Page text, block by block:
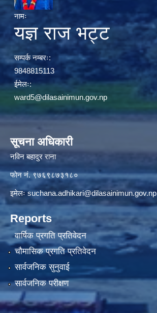
नामः
यज्ञ राज भट्ट
सम्पर्क नम्बरः:
9848815113
ईमेलः:
ward5@dilasainimun.gov.np
सूचना अधिकारी
नविन बहादुर राना
फाेन नं. ९७६९८७३१८०
इमेलःsuchana.adhikari@dilasainimun.gov.np
Reports
वार्षिक प्रगति प्रतिवेदन
चौमासिक प्रगति प्रतिवेदन
सार्वजनिक सुनुवाई
सार्वजनिक परीक्षण